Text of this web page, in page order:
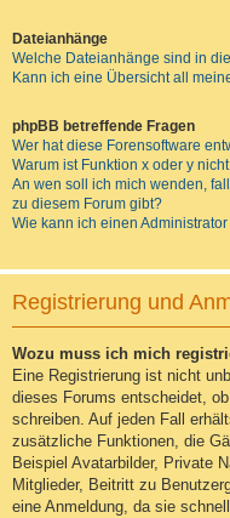
Dateianhänge
Welche Dateianhänge sind in
Kann ich eine Übersicht all
phpBB betreffende Fragen
Wer hat diese Forensoftware
Warum ist Funktion x oder y
An wen soll ich mich wenden,
zu diesem Forum gibt?
Wie kann ich einen
Registrierung und
Wozu muss ich mich
Eine Registrierung ist nicht
dieses Forums entscheidet,
schreiben. Auf jeden Fall
zusätzliche Funktionen, die
Beispiel Avatarbilder, Private
Mitglieder, Beitritt zu
eine Anmeldung, da sie